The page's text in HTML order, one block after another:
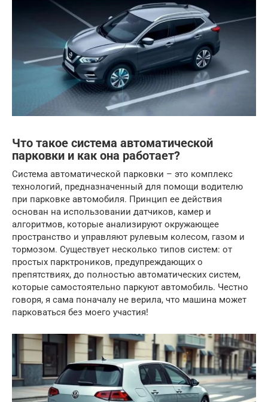
Что такое система автоматической
парковки и как она работает?
Система автоматической парковки – это комплекс
технологий, предназначенный для помощи водителю
при парковке автомобиля. Принцип ее действия
основан на использовании датчиков, камер и
алгоритмов, которые анализируют окружающее
пространство и управляют рулевым колесом, газом и
тормозом. Существует несколько типов систем: от
простых парктроников, предупреждающих о
препятствиях, до полностью автоматических систем,
которые самостоятельно паркуют автомобиль. Честно
говоря, я сама поначалу не верила, что машина может
парковаться без моего участия!